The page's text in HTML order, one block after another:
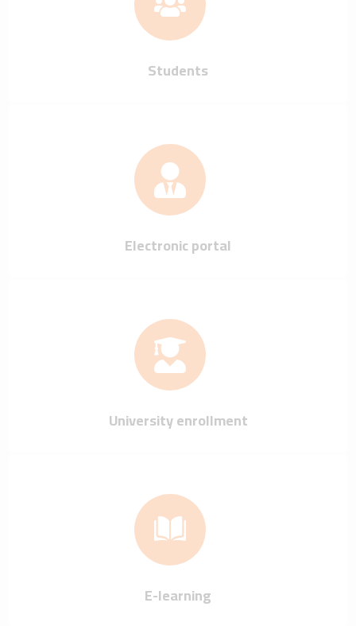
Students
Electronic portal
University enrollment
E-learning